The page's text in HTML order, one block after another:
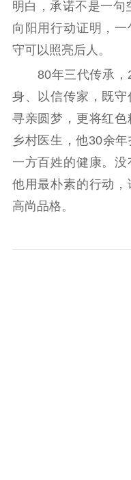
明白，承诺不是一句
向阳用行动证明，
守可以照亮后人。
80年三代传承，
身、以信传家，既
寻亲圆梦，更将红
乡村医生，他30余
一方百姓的健康。没
他用最朴素的行动
高尚品格。